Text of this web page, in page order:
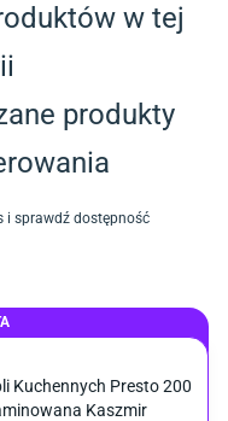
w tej
produkty
i sprawdź dostępność
Kuchennych Presto 200
Kaszmir